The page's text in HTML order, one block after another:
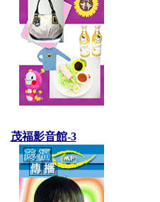
茂福影音館-3